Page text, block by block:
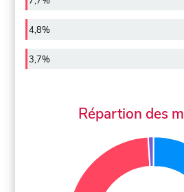
4,8%
3,7%
Répartion des